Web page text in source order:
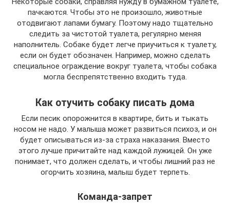
пачкаются. Чтобы это не произошло, животные
отодвигают лапами бумагу. Поэтому надо тщательно
следить за чистотой туалета, регулярно меняя
наполнитель. Собаке будет легче приучиться к туалету,
если он будет обозначен. Например, можно сделать
специальное ограждение вокруг туалета, чтобы собака
могла беспрепятственно входить туда.
Как отучить собаку писать дома
Если песик опорожнится в квартире, бить и тыкать
носом не надо. У малыша может развиться психоз, и он
будет описываться из-за страха наказания. Вместо
этого лучше причитайте над каждой лужицей. Он уже
понимает, что должен сделать, и чтобы лишний раз не
огорчить хозяина, малыш будет терпеть.
Команда-запрет